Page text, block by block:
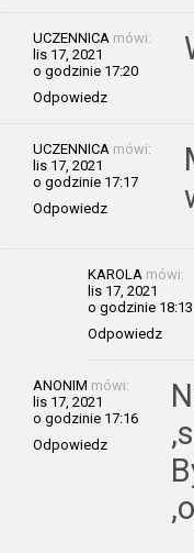
UCZENNICA mówi:
lis 17, 2021
o godzinie 17:20
Odpowiedz
UCZENNICA mówi:
lis 17, 2021
o godzinie 17:17
Odpowiedz
KAROLA mówi:
lis 17, 2021
o godzinie 18:13
Odpowiedz
ANONIM mówi:
lis 17, 2021
o godzinie 17:16
Odpowiedz